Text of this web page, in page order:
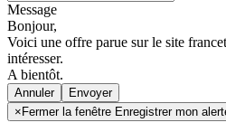
Message
Bonjour,
Voici une offre parue sur le site
intéresser.
A bientôt.
Annuler
×Fermer la fenêtre Enregistrer mon